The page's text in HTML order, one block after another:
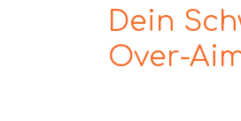
Dein
Over-